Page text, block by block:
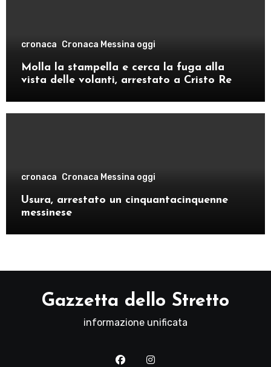
cronaca Cronaca Messina oggi
Molla la stampella e cerca la fuga alla
vista delle volanti, arrestato a Cristo Re
cronaca Cronaca Messina oggi
Usura, arrestato un cinquantacinquenne
messinese
Gazzetta dello Stretto
informazione unificata